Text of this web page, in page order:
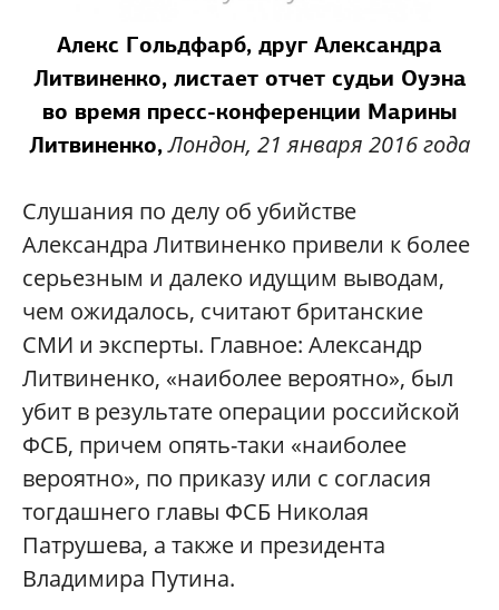
Алекс Гольдфарб, друг Александра
Литвиненко, листает отчет судьи Оуэна
во время пресс-конференции Марины
Литвиненко,Лондон, 21 января 2016 года
Слушания по делу об убийстве
Александра Литвиненко привели к более
серьезным и далеко идущим выводам,
чем ожидалось, считают британские
СМИ и эксперты. Главное: Александр
Литвиненко, «наиболее вероятно», был
убит в результате операции российской
ФСБ, причем опять-таки «наиболее
вероятно», по приказу или с согласия
тогдашнего главы ФСБ Николая
Патрушева, а также и президента
Владимира Путина.